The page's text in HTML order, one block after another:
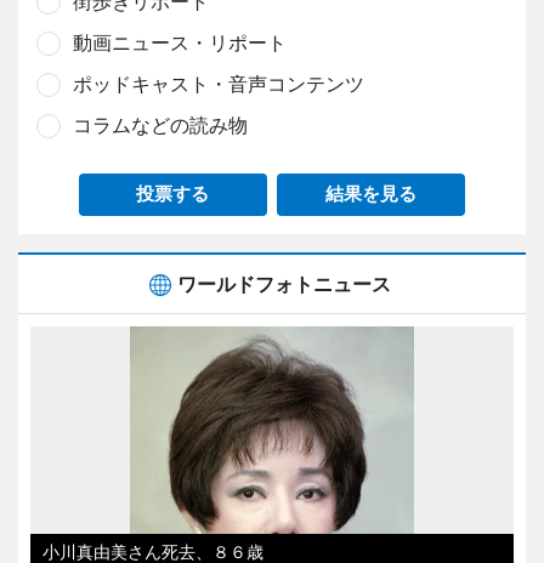
動画ニュース・リポート
ポッドキャスト・音声コンテンツ
コラムなどの読み物
投票する 結果を見る
ワールドフォトニュース
小川真由美さん死去、８６歳